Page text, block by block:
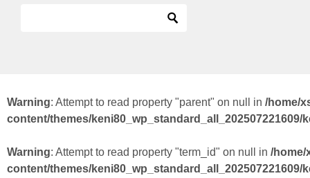
Warning: Attempt to read property "parent" on null in /home/
content/themes/keni80_wp_standard_all_202507221609/
Warning: Attempt to read property "term_id" on null in /home/
content/themes/keni80_wp_standard_all_202507221609/